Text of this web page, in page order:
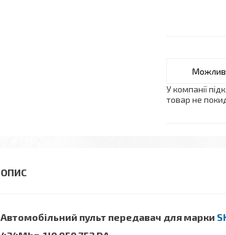
У компанії
товар не
Автомобільний пульт передавач для марки